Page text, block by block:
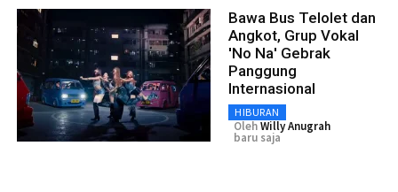
Bawa Bus Telolet dan
Angkot, Grup Vokal
'No Na' Gebrak
Panggung
Internasional
HIBURAN
OlehWilly Anugrah
baru saja